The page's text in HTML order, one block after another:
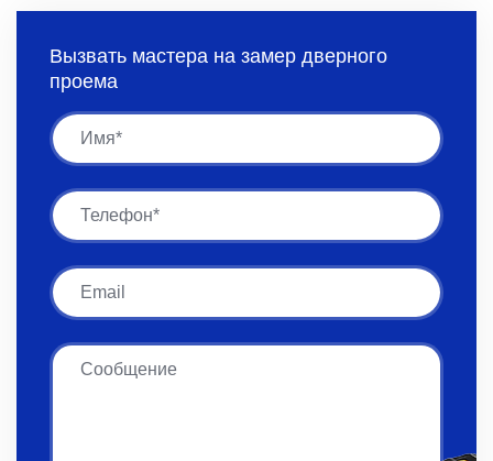
Вызвать мастера на замер дверного
проема
Имя
Имя
Email
Сообщение